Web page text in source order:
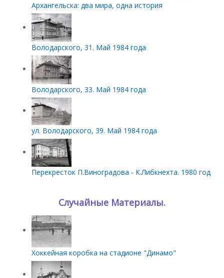
Архангельска: два мира, одна история
Володарского, 31. Май 1984 года
Володарского, 33. Май 1984 года
ул. Володарского, 39. Май 1984 года
Перекресток П.Виноградова - К.Либкнехта. 1980 год
Случайные Материалы.
Хоккейная коробка на стадионе "Динамо"